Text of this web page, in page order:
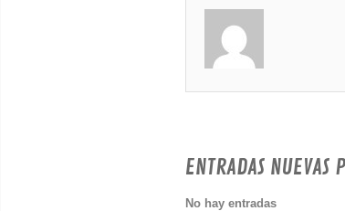
ENTRADAS NUEVAS
No hay entradas